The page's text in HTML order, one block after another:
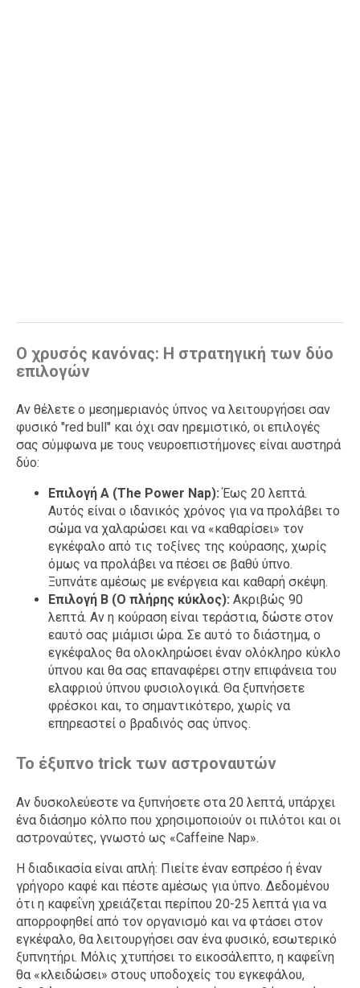
Ο χρυσός κανόνας: Η στρατηγική των δύο
επιλογών
Αν θέλετε ο μεσημεριανός ύπνος να λειτουργήσει σαν
φυσικό "red bull" και όχι σαν ηρεμιστικό, οι επιλογές
σας σύμφωνα με τους νευροεπιστήμονες είναι αυστηρά
δύο:
Επιλογή Α (The Power Nap):Έως 20 λεπτά.
Αυτός είναι ο ιδανικός χρόνος για να προλάβει το
σώμα να χαλαρώσει και να «καθαρίσει» τον
εγκέφαλο από τις τοξίνες της κούρασης, χωρίς
όμως να προλάβει να πέσει σε βαθύ ύπνο.
Ξυπνάτε αμέσως με ενέργεια και καθαρή σκέψη.
Επιλογή Β (Ο πλήρης κύκλος): Ακριβώς 90
λεπτά. Αν η κούραση είναι τεράστια, δώστε στον
εαυτό σας μιάμισι ώρα. Σε αυτό το διάστημα, ο
εγκέφαλος θα ολοκληρώσει έναν ολόκληρο κύκλο
ύπνου και θα σας επαναφέρει στην επιφάνεια του
ελαφριού ύπνου φυσιολογικά. Θα ξυπνήσετε
φρέσκοι και, το σημαντικότερο, χωρίς να
επηρεαστεί ο βραδινός σας ύπνος.
Το έξυπνο trick των αστροναυτών
Αν δυσκολεύεστε να ξυπνήσετε στα 20 λεπτά, υπάρχει
ένα διάσημο κόλπο που χρησιμοποιούν οι πιλότοι και οι
αστροναύτες, γνωστό ως «Caffeine Nap».
Η διαδικασία είναι απλή: Πιείτε έναν εσπρέσο ή έναν
γρήγορο καφέ και πέστε αμέσως για ύπνο. Δεδομένου
ότι η καφεΐνη χρειάζεται περίπου 20-25 λεπτά για να
απορροφηθεί από τον οργανισμό και να φτάσει στον
εγκέφαλο, θα λειτουργήσει σαν ένα φυσικό, εσωτερικό
ξυπνητήρι. Μόλις χτυπήσει το εικοσάλεπτο, η καφεΐνη
θα «κλειδώσει» στους υποδοχείς του εγκεφάλου,